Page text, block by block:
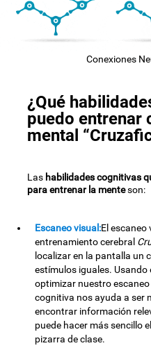
Conexiones
¿Qué
puedo entrenar
mental
Las habilidades cognitivas
para entrenar la menteson:
Escaneo visual:El escaneo
entrenamiento cerebral
localizar en la pantalla un
estímulos iguales. Usando
optimizar nuestro
cognitiva nos ayuda a ser
encontrar información
puede hacer más sencillo
pizarra de clase.